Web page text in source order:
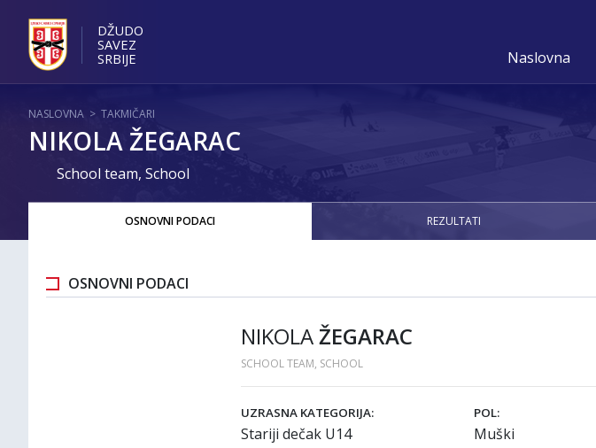
DŽUDO
SAVEZ
SRBIJE
Naslovna
NASLOVNA > TAKMIČARI
NIKOLA ŽEGARAC
School team, School
OSNOVNI PODACI REZULTATI
OSNOVNI PODACI
NIKOLAŽEGARAC
SCHOOL TEAM, SCHOOL
UZRASNA KATEGORIJA:
Stariji dečak U14
POL:
Muški